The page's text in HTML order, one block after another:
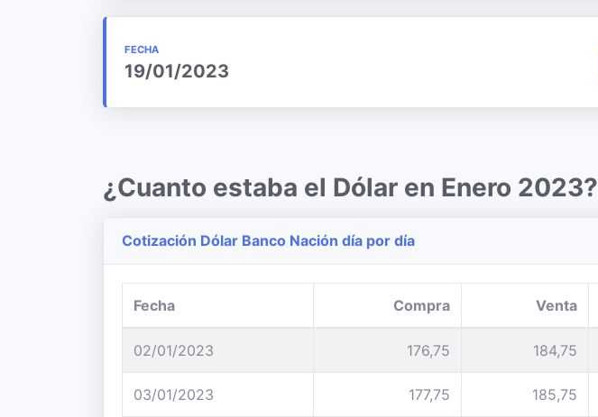
FECHA
19/01/2023
¿Cuanto estaba el Dólar en Enero 2023?
Cotización Dólar Banco Nación día por día
Fecha Compra Venta
02/01/2023 176,75 184,75
03/01/2023 177,75 185,75